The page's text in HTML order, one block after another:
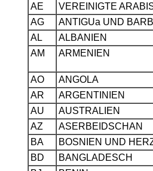
AE
VEREINIGTE
AG
ANTIGUa UND
AL
ALBANIEN
AM
ARMENIEN
AO
ANGOLA
AR
ARGENTINIEN
AU
AUSTRALIEN
AZ
ASERBEIDSCHAN
BA
BOSNIEN UND
BD
BANGLADESCH